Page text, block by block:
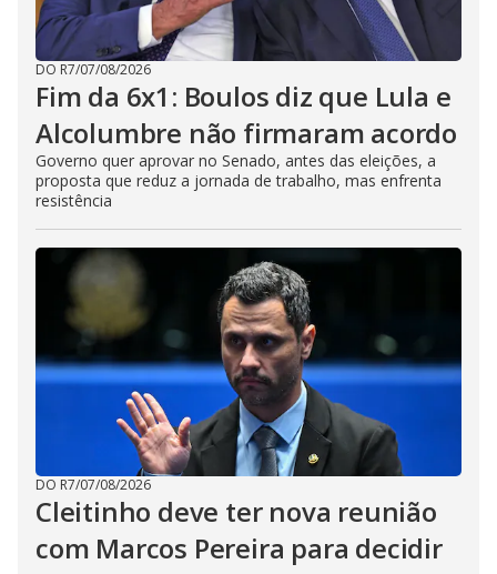
DO R7/07/08/2026
Fim da 6x1: Boulos diz que Lula e
Alcolumbre não firmaram acordo
Governo quer aprovar no Senado, antes das eleições, a
proposta que reduz a jornada de trabalho, mas enfrenta
resistência
DO R7/07/08/2026
Cleitinho deve ter nova reunião
com Marcos Pereira para decidir